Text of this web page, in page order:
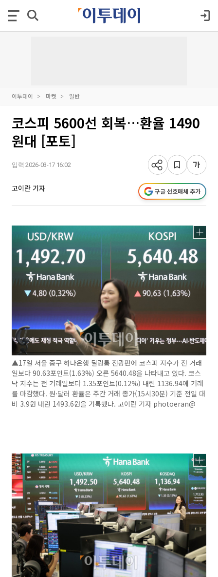
이투데이 마켓 일반
코스피 5600선 회복…환율 1490
원대 [포토]
입력 2026-03-17 16:02
고이란 기자 구글 선호매체 추가
▲17일 서울 중구 하나은행 딜링룸 전광판에 코스피 지수가 전 거래
일보다 90.63포인트(1.63%) 오른 5640.48을 나타내고 있다. 코스
닥 지수는 전 거래일보다 1.35포인트(0.12%) 내린 1136.94에 거래
를 마감했다. 원·달러 환율은 주간 거래 종가(15시30분) 기준 전일 대
비 3.9원 내린 1493.6원을 기록했다. 고이란 기자 photoeran@